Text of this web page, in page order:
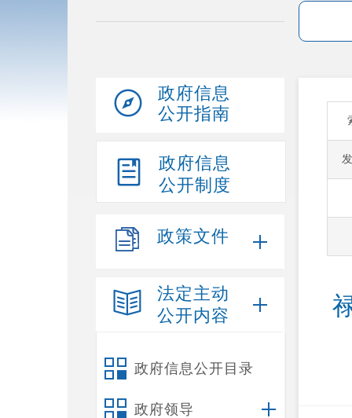
政府信息
公开指南
政府信息
公开制度
政策文件
法定主动
公开内容
政府信息公开目录
政府领导